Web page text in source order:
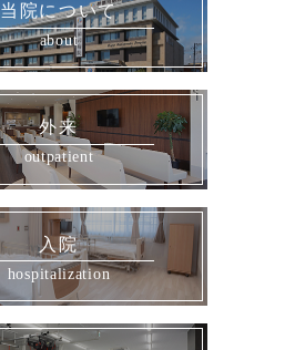
当院について
外来
入院